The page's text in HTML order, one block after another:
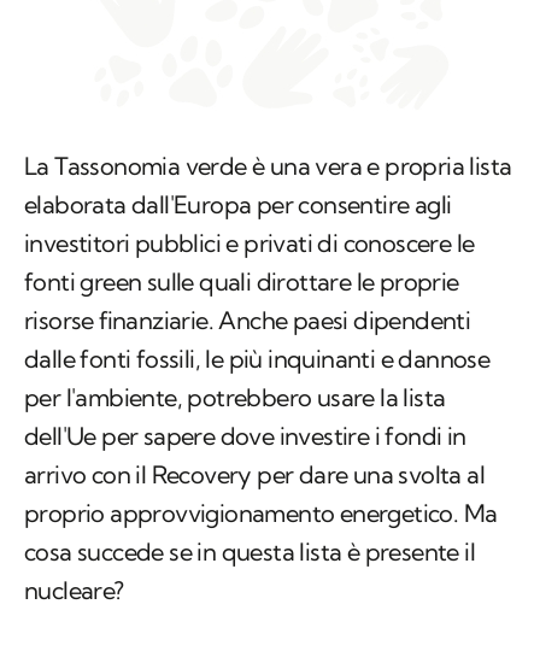
La Tassonomia verde è una vera e propria lista
elaborata dall'Europa per consentire agli
investitori pubblici e privati di conoscere le
fonti green sulle quali dirottare le proprie
risorse finanziarie. Anche paesi dipendenti
dalle fonti fossili, le più inquinanti e dannose
per l'ambiente, potrebbero usare la lista
dell'Ue per sapere dove investire i fondi in
arrivo con il Recovery per dare una svolta al
proprio approvvigionamento energetico. Ma
cosa succede se in questa lista è presente il
nucleare?